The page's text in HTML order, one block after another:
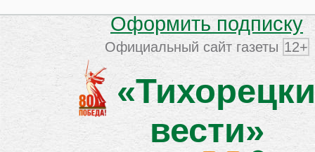
Оформить подписку
Официальный сайт газеты 12+
вести»